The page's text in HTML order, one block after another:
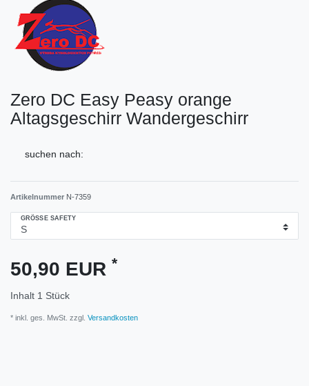
Zero DC Easy Peasy orange
Altagsgeschirr Wandergeschirr
suchen nach:
Artikelnummer N-7359
GRÖSSE SAFETY
50,90 EUR *
Inhalt 1 Stück
* inkl. ges. MwSt. zzgl. Versandkosten